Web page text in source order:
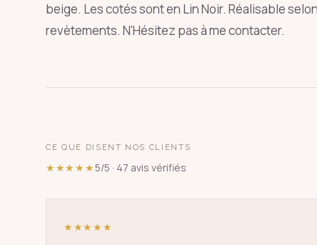
beige. Les cotés sont en Lin Noir. Réalisable
revètements. N'Hésitez pas à me contacter.
CE QUE DISENT NOS CLIENTS
★★★★★5/5 · 47 avis vérifiés
★★★★★